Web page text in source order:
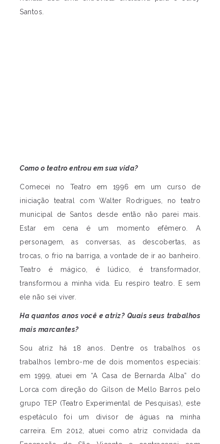
Santos.
Como o teatro entrou em sua vida?
Comecei no Teatro em 1996 em um curso de
iniciação teatral com Walter Rodrigues, no teatro
municipal de Santos desde então não parei mais.
Estar em cena é um momento efêmero. A
personagem, as conversas, as descobertas, as
trocas, o frio na barriga, a vontade de ir ao banheiro.
Teatro é mágico, é lúdico, é transformador,
transformou a minha vida. Eu respiro teatro. E sem
ele não sei viver.
Ha quantos anos você e atriz? Quais seus trabalhos
mais marcantes?
Sou atriz há 18 anos. Dentre os trabalhos os
trabalhos lembro-me de dois momentos especiais:
em 1999, atuei em “A Casa de Bernarda Alba” do
Lorca com direção do Gilson de Mello Barros pelo
grupo TEP (Teatro Experimental de Pesquisas), este
espetáculo foi um divisor de águas na minha
carreira. Em 2012, atuei como atriz convidada da